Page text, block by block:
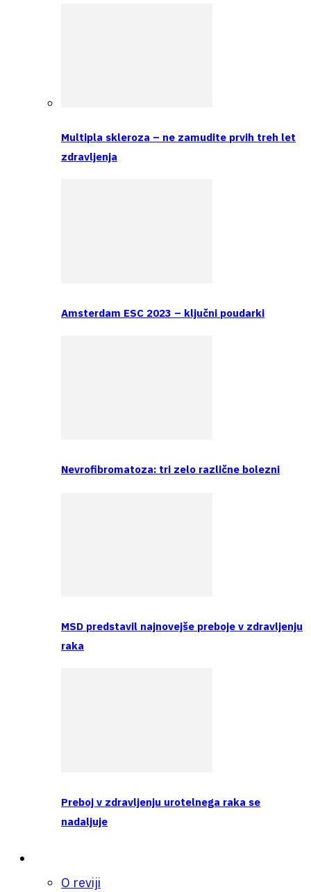
Multipla skleroza – ne zamudite prvih treh let
zdravljenja
Amsterdam ESC 2023 – ključni poudarki
Nevrofibromatoza: tri zelo različne bolezni
MSD predstavil najnovejše preboje v zdravljenju
raka
Preboj v zdravljenju urotelnega raka se
nadaljuje
O reviji